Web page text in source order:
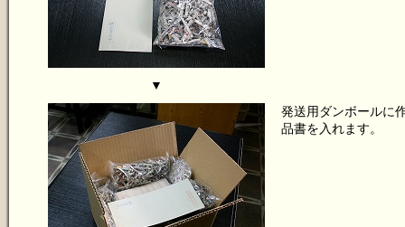
▼
発送用ダンボールに
品書を入れます。